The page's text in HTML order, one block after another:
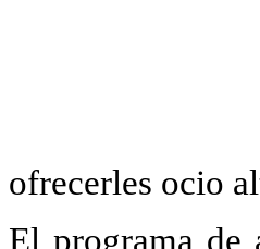
ofrecerles ocio
El programa de